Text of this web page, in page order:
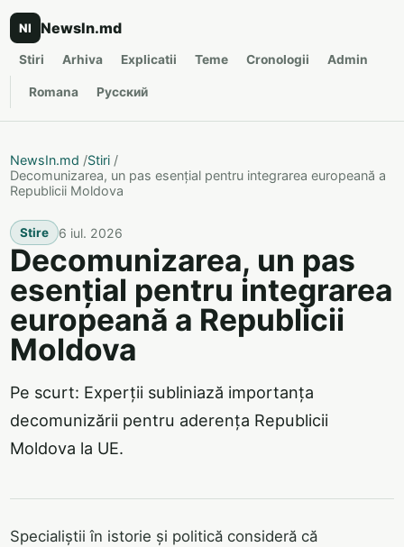
NI NewsIn.md
Stiri Arhiva Explicatii Teme Cronologii Admin
Romana Русский
NewsIn.md /Stiri /
Decomunizarea, un pas esențial pentru integrarea europeană a
Republicii Moldova
Stire 6 iul. 2026
Decomunizarea, un pas
esențial pentru integrarea
europeană a Republicii
Moldova
Pe scurt: Experții subliniază importanța
decomunizării pentru aderența Republicii
Moldova la UE.
Specialiștii în istorie și politică consideră că